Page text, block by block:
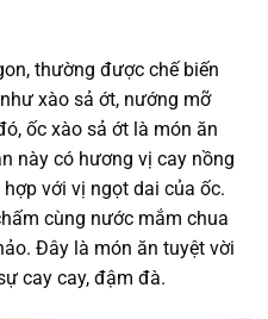
thường được chế biến
xào sả ớt, nướng mỡ
ốc xào sả ớt là món ăn
này có hương vị cay nồng
với vị ngọt dai của ốc.
cùng nước mắm chua
Đây là món ăn tuyệt vời
cay cay, đậm đà.